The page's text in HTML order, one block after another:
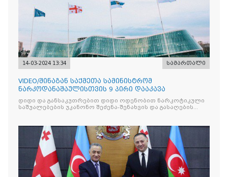
14-03-2024 13:34 სამართალი
VIDEO/შინაგან საქმეთა სამინისტრომ
ნარკოდანაშაულისთვის 9 პირი დააკავა
დიდი და განსაკუთრებით დიდი ოდენობით ნარკოტიკული
საშუალებების უკანონო შეძენა-შენახვის და გასაღების